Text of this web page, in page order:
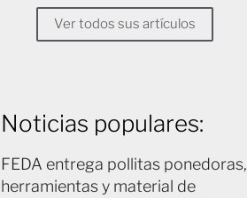
Ver todos sus artículos
Noticias populares:
FEDA entrega pollitas ponedoras,
herramientas y material de